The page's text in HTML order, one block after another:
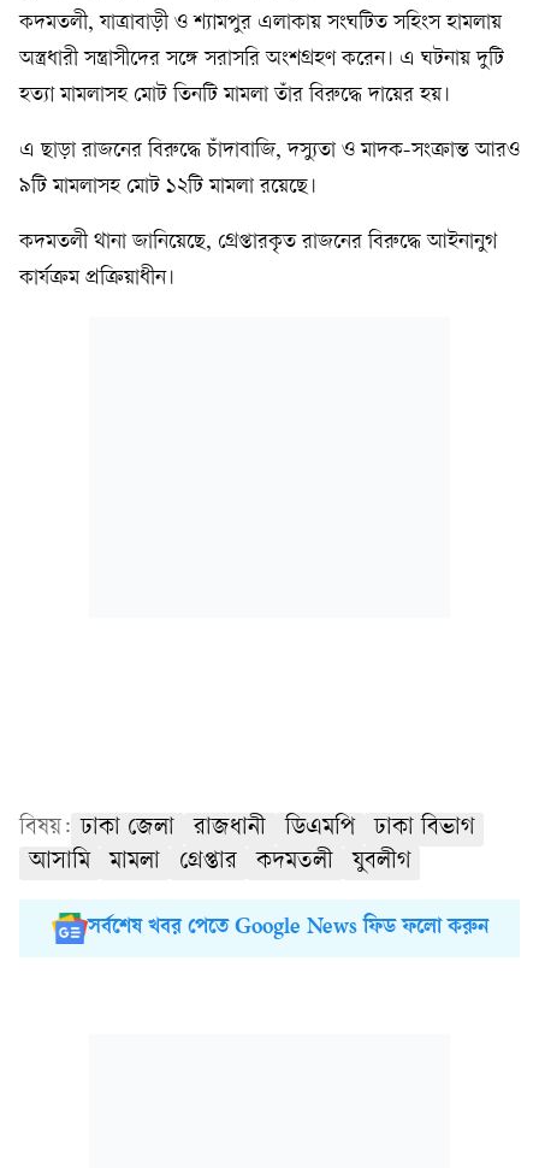
কদমতলী, যাত্রাবাড়ী ও শ্যামপুর এলাকায় সংঘটিত সহিংস হামলায়
অস্ত্রধারী সন্ত্রাসীদের সঙ্গে সরাসরি অংশগ্রহণ করেন। এ ঘটনায় দুটি
হত্যা মামলাসহ মোট তিনটি মামলা তাঁর বিরুদ্ধে দায়ের হয়।
এ ছাড়া রাজনের বিরুদ্ধে চাঁদাবাজি, দস্যুতা ও মাদক-সংক্রান্ত আরও
৯টি মামলাসহ মোট ১২টি মামলা রয়েছে।
কদমতলী থানা জানিয়েছে, গ্রেপ্তারকৃত রাজনের বিরুদ্ধে আইনানুগ
কার্যক্রম প্রক্রিয়াধীন।
বিষয়: ঢাকা জেলা রাজধানী ডিএমপি
ঢাকা বিভাগ
আসামি
মামলা গ্রেপ্তার কদমতলী যুবলীগ
সর্বশেষ খবর পেতে Google News ফিড ফলো করুন